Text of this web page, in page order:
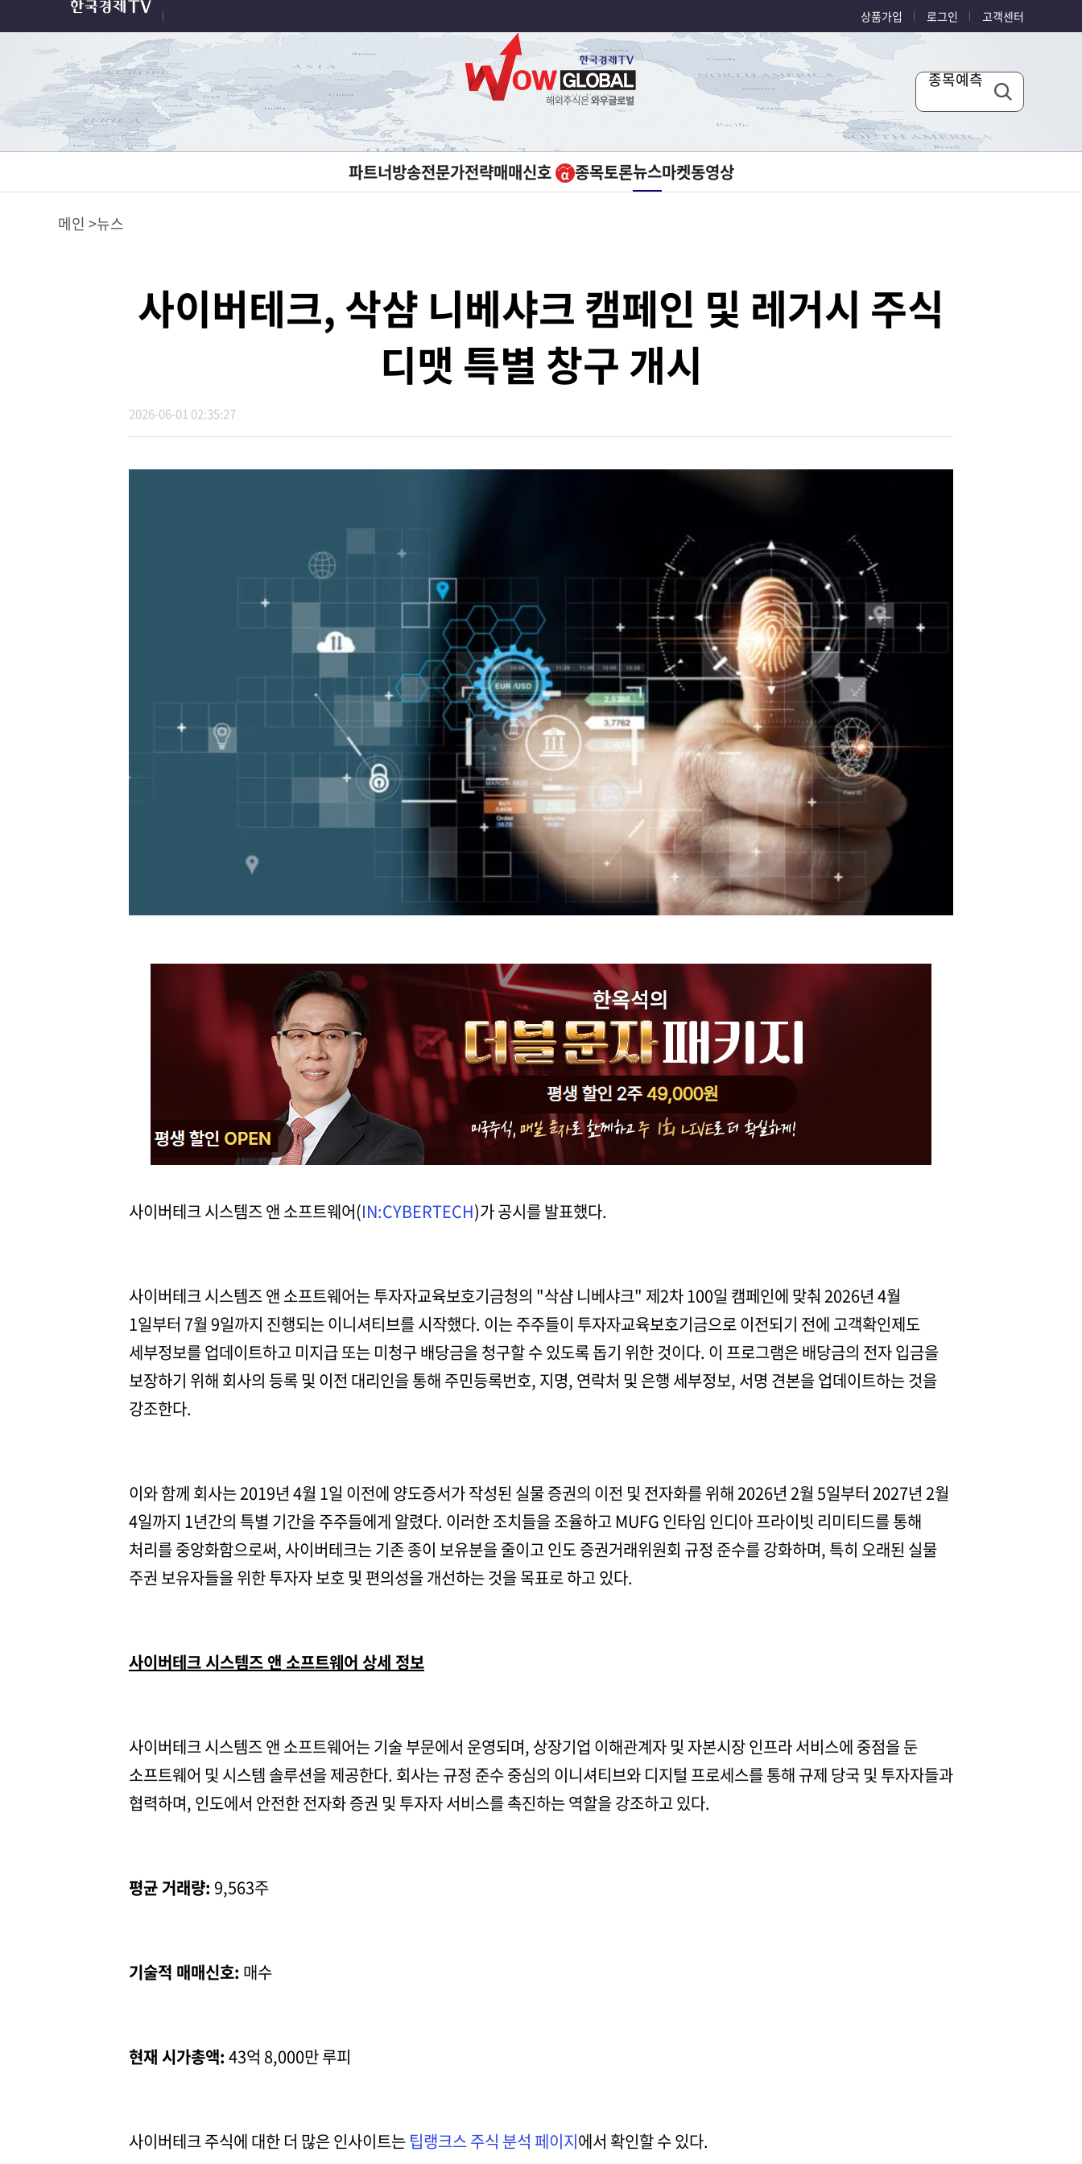
상품가입 로그인 고객센터
종목예측
파트너방송전문가전략매매신호 종목토론뉴스마켓동영상
메인 뉴스
사이버테크, 삭샴 니베샤크 캠페인 및 레거시 주식
디맷 특별 창구 개시
2026-06-01 02:35:27
사이버테크 시스템즈 앤 소프트웨어(IN:CYBERTECH)가 공시를 발표했다.
사이버테크 시스템즈 앤 소프트웨어는 투자자교육보호기금청의 "삭샴 니베샤크" 제2차 100일 캠페인에 맞춰 2026년 4월
1일부터 7월 9일까지 진행되는 이니셔티브를 시작했다. 이는 주주들이 투자자교육보호기금으로 이전되기 전에 고객확인제도
세부정보를 업데이트하고 미지급 또는 미청구 배당금을 청구할 수 있도록 돕기 위한 것이다. 이 프로그램은 배당금의 전자 입금을
보장하기 위해 회사의 등록 및 이전 대리인을 통해 주민등록번호, 지명, 연락처 및 은행 세부정보, 서명 견본을 업데이트하는 것을
강조한다.
이와 함께 회사는 2019년 4월 1일 이전에 양도증서가 작성된 실물 증권의 이전 및 전자화를 위해 2026년 2월 5일부터 2027년 2월
4일까지 1년간의 특별 기간을 주주들에게 알렸다. 이러한 조치들을 조율하고 MUFG 인타임 인디아 프라이빗 리미티드를 통해
처리를 중앙화함으로써, 사이버테크는 기존 종이 보유분을 줄이고 인도 증권거래위원회 규정 준수를 강화하며, 특히 오래된 실물
주권 보유자들을 위한 투자자 보호 및 편의성을 개선하는 것을 목표로 하고 있다.
사이버테크 시스템즈 앤 소프트웨어 상세 정보
사이버테크 시스템즈 앤 소프트웨어는 기술 부문에서 운영되며, 상장기업 이해관계자 및 자본시장 인프라 서비스에 중점을 둔
소프트웨어 및 시스템 솔루션을 제공한다. 회사는 규정 준수 중심의 이니셔티브와 디지털 프로세스를 통해 규제 당국 및 투자자들과
협력하며, 인도에서 안전한 전자화 증권 및 투자자 서비스를 촉진하는 역할을 강조하고 있다.
평균 거래량: 9,563주
기술적 매매신호: 매수
현재 시가총액: 43억 8,000만 루피
사이버테크 주식에 대한 더 많은 인사이트는 팁랭크스 주식 분석 페이지에서 확인할 수 있다.